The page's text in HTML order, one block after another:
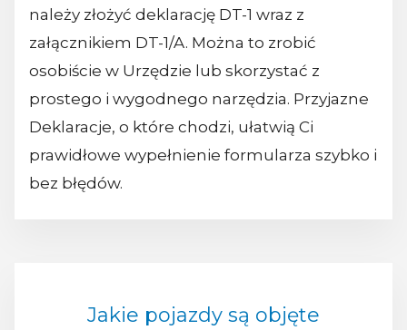
należy złożyć deklarację DT-1 wraz z
załącznikiem DT-1/A. Można to zrobić
osobiście w Urzędzie lub skorzystać z
prostego i wygodnego narzędzia. Przyjazne
Deklaracje, o które chodzi, ułatwią Ci
prawidłowe wypełnienie formularza szybko i
bez błędów.
Jakie pojazdy są objęte